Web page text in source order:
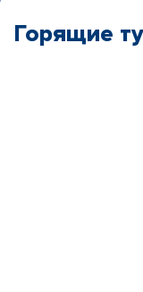
Горящие